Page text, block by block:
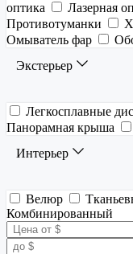
оптика
Лазерная
Противотуманки
Омыватель фар
Экстерьер
Легкосплавные
Панорамная крыша
Интерьер
Велюр
Комбинированный